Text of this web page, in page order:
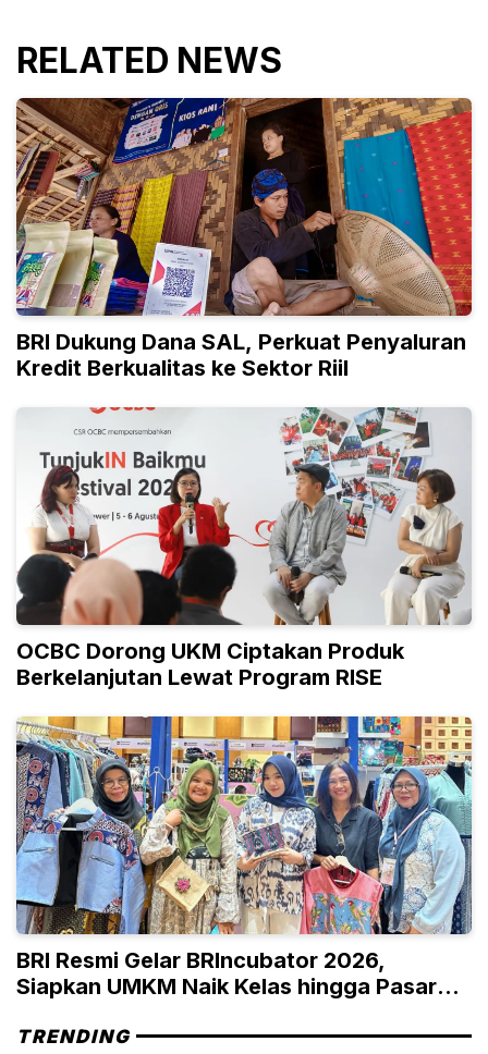
RELATED NEWS
BRI Dukung Dana SAL, Perkuat Penyaluran
Kredit Berkualitas ke Sektor Riil
OCBC Dorong UKM Ciptakan Produk
Berkelanjutan Lewat Program RISE
BRI Resmi Gelar BRIncubator 2026,
Siapkan UMKM Naik Kelas hingga Pasar
TRENDING